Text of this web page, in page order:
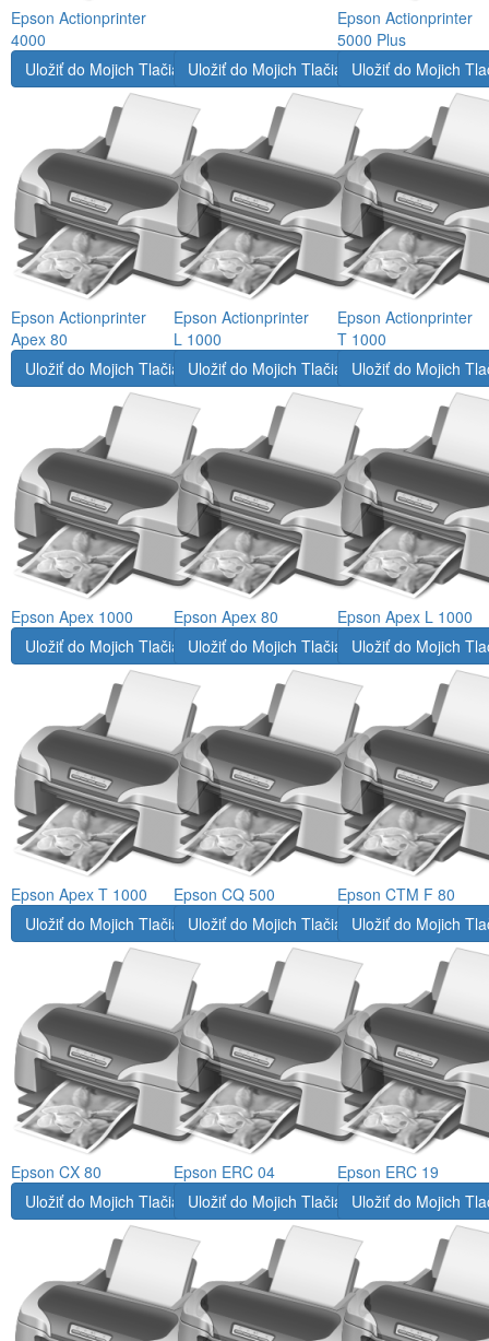
Epson Actionprinter
4000
Epson Actionprinter
5000 Plus
Uložiť do Mojich Tlačiarní
Epson Actionprinter
Apex 80
Uložiť do Mojich Tlačiarní
Epson Actionprinter
L 1000
Uložiť do Mojich
Epson Actionprinter
T 1000
Uložiť do Mojich Tlačiarní
Epson Apex 1000
Uložiť do Mojich Tlačiarní
Epson Apex 80
Uložiť do Mojich
Epson Apex L 1000
Uložiť do Mojich Tlačiarní
Epson Apex T 1000
Uložiť do Mojich Tlačiarní
Epson CQ 500
Uložiť do Mojich
Epson CTM F 80
Uložiť do Mojich Tlačiarní
Epson CX 80
Uložiť do Mojich Tlačiarní
Epson ERC 04
Uložiť do Mojich
Epson ERC 19
Uložiť do Mojich TlačiarníUložiť do Mojich TlačiarníUložiť do Mojich